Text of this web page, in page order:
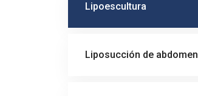
Lipoescultura
Liposucción de abdomen